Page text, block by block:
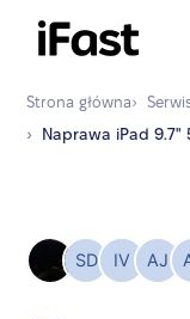
Strona główna›
›
Naprawa iPad 9.7"